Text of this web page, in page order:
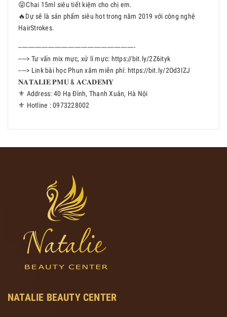
😝Chai 15ml siêu tiết kiệm cho chị em.
🔥Dự sẽ là sản phẩm siêu hot trong năm 2019 với công nghệ
HairStrokes.
-----------------------------------------------------------------------
-----> Tư vấn mix mực, xử lí mực: https://bit.ly/2Z6ityk
-----> Link bài học Phun xăm miễn phí: https://bit.ly/2Od3IZJ
𝐍𝐀𝐓𝐀𝐋𝐈𝐄 𝐏𝐌𝐔 & 𝐀𝐂𝐀𝐃𝐄𝐌𝐘
⚜️ Address: 40 Hạ Đình, Thanh Xuân, Hà Nội
⚜️ Hotline : 0973228002
NATALIE BEAUTY CENTER